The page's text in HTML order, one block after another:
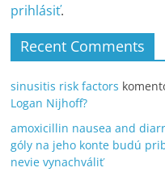
prihlásiť.
Recent Comments
sinusitis risk factors
Logan Nijhoff?
amoxicillin nausea and
góly na jeho konte budú
nevie vynachváliť